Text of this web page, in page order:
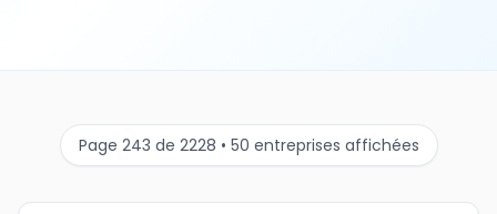
Page 243 de 2228 • 50 entreprises affichées